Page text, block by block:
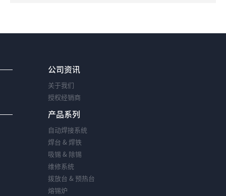
防科技
博览会
以“展
+会”融
合模式
心，展
积达
20000
平方
米，预
计...
生 陈吉
公司资讯
关于我们
授权经销商
产品系列
自动焊接系统
焊台 & 焊铁
吸锡 & 除锡
维修系统
拨放台 & 预热台
熔锡炉